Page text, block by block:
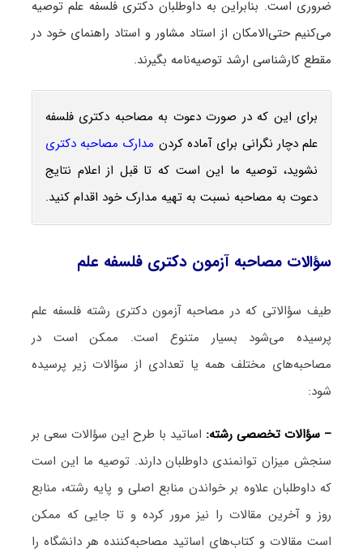
ضروری است. بنابراین به داوطلبان دکتری فلسفه علم توصیه
می‌کنیم حتی‌الامکان از استاد مشاور و استاد راهنمای خود در
مقطع کارشناسی ارشد توصیه‌نامه بگیرند.
برای این که در صورت دعوت به مصاحبه دکتری فلسفه
علم دچار نگرانی برای آماده کردن مدارک مصاحبه دکتری
نشوید، توصیه ما این است که تا قبل از اعلام نتایج
دعوت به مصاحبه نسبت به تهیه مدارک خود اقدام کنید.
سؤالات مصاحبه آزمون دکتری فلسفه علم
طیف سؤالاتی که در مصاحبه آزمون دکتری رشته فلسفه علم
پرسیده می‌شود بسیار متنوع است. ممکن است در
مصاحبه‌های مختلف همه یا تعدادی از سؤالات زیر پرسیده
شود:
– سؤالات تخصصی رشته: اساتید با طرح این سؤالات سعی بر
سنجش میزان توانمندی داوطلبان دارند. توصیه ما این است
که داوطلبان علاوه بر خواندن منابع اصلی و پایه رشته، منابع
روز و آخرین مقالات را نیز مرور کرده و تا جایی که ممکن
است مقالات و کتاب‌های اساتید مصاحبه‌کننده هر دانشگاه را